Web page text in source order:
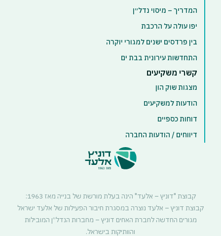
קבוצת "דוניץ – אלעד" הינה בעלת מורשת של בנייה מאז 1963:
קבוצת דוניץ – אלעד נוצרה במסגרת חיבור הפעילות של אלעד ישראל
מגורים החדשה לחברת האחים דוניץ – מחברות הנדל״ן המובילות
והוותיקות בישראל.
המדריך – מיסוי נדל״ן
יפו עולה על הרכבת
בין פרדסים ישנים למגורי יוקרה
התחדשות עירונית בבת ים
קשרי משקיעים
מצגות שוק הון
הודעות למשקיעים
דוחות כספיים
דיווחים / הודעות החברה